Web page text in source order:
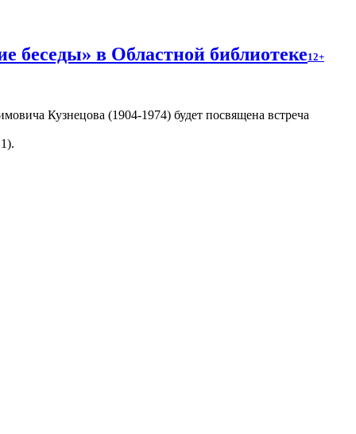
беседы» в Областной библиотеке12+
Кузнецова (1904-1974) будет посвящена встреча